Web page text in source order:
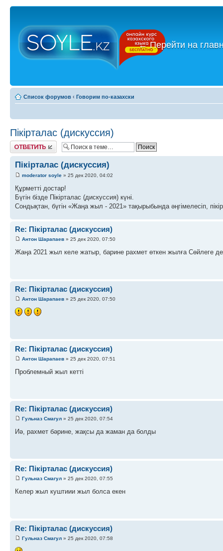
←Перейти на
Список форумов ‹ Говорим по-казахски
Пікірталас (дискуссия)
Ответить
Пікірталас (дискуссия)
moderator soyle » 25 дек 2020, 04:02
Құрметті достар!
Бүгін бізде Пікірталас (дискуссия) күні.
Сондықтан, бүгін «Жаңа жыл - 2021» тақырыбында әңгімелесіп,
Re: Пікірталас (дискуссия)
Антон Шарапаев » 25 дек 2020, 07:50
Жаңа 2021 жыл келе жатыр, барине рахмет өткен жылға Сөйлеге де
Re: Пікірталас (дискуссия)
Антон Шарапаев » 25 дек 2020, 07:50
Re: Пікірталас (дискуссия)
Антон Шарапаев » 25 дек 2020, 07:51
Проблемный жыл кетті
Re: Пікірталас (дискуссия)
Гульназ Смагул » 25 дек 2020, 07:54
Иә, рахмет бәрине, жақсы да жаман да болды
Re: Пікірталас (дискуссия)
Гульназ Смагул » 25 дек 2020, 07:55
Келер жыл куштиии жыл болса екен
Re: Пікірталас (дискуссия)
Гульназ Смагул » 25 дек 2020, 07:58